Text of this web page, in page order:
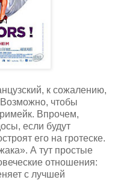
к сожалению,
чтобы
Впрочем,
если будут
его на гротеске.
А тут простые
отношения:
с лучшей